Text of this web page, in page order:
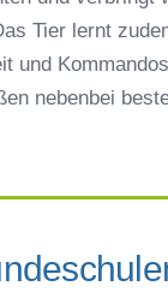
Tier lernt
und
nebenbei